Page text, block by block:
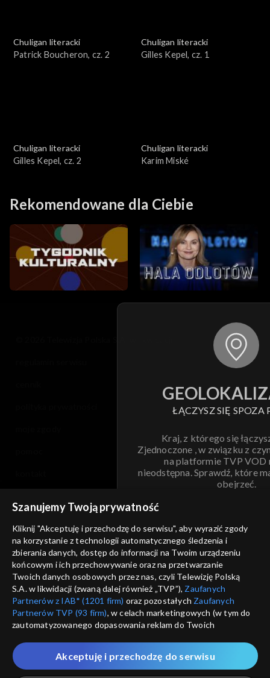
Chuligan literacki
Patrick Boucheron, cz. 2
Chuligan literacki
Gilles Kepel, cz. 1
Chuligan literacki
Gilles Kepel, cz. 2
Chuligan literacki
Karim Miské
Rekomendowane dla Ciebie
ŁĄCZYSZ SIĘ SPOZA
Kraj, z którego się
Zjednoczone , w związku z
na platformie TVP VOD
nieodstępna. Sprawdź, które
obejrzeć.
ANULUJ
informacje o dostawcy usług
Szanujemy Twoją prywatność
Kliknij "Akceptuję i przechodzę do serwisu", aby wyrazić zgody
na korzystanie z technologii automatycznego śledzenia i
zbierania danych, dostęp do informacji na Twoim urządzeniu
końcowym i ich przechowywanie oraz na przetwarzanie
Twoich danych osobowych przez nas, czyli Telewizję Polską
S.A. w likwidacji (zwaną dalej również „TVP”), Zaufanych
Partnerów z IAB* (1201 firm) oraz pozostałych Zaufanych
Partnerów TVP (93 firm), w celach marketingowych (w tym do
zautomatyzowanego dopasowania reklam do Twoich
które wskazujemy poniżej, a także zgody na udostępnianie
przez nas identyfikatora PPID do Google.
Akceptuję i przechodzę do serwisu